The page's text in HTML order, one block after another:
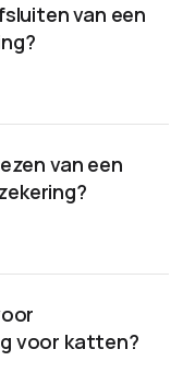
van een
van een
voor katten?